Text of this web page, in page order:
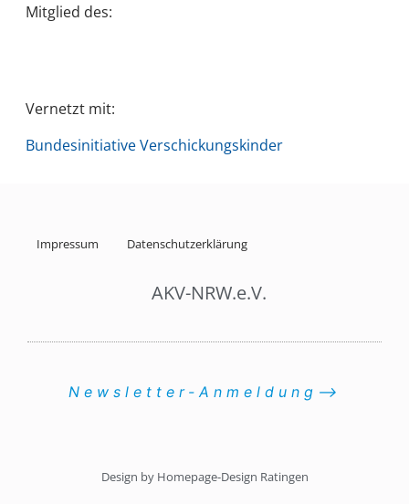
Mitglied des:
Vernetzt mit:
Bundesinitiative Verschickungskinder
Impressum Datenschutzerklärung
AKV-NRW.e.V.
Newsletter-Anmeldung⟶
Design by Homepage-Design Ratingen